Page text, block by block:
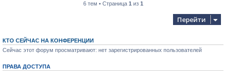
6 тем • Страница 1 из 1
Перейти
КТО СЕЙЧАС НА КОНФЕРЕНЦИИ
Сейчас этот форум просматривают: нет зарегистрированных пользователей
ПРАВА ДОСТУПА